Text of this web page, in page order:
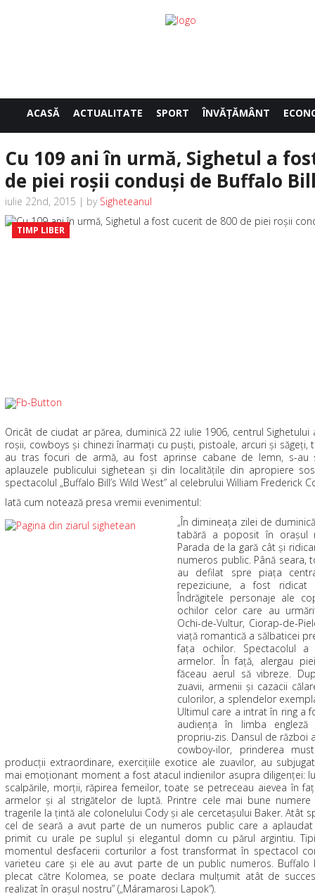
ACASĂ ACTUALITATE SPORT ÎNVĂŢĂMÂNT
Cu 109 ani în urmă, Sighetul a
de piei roşii conduşi de Buffalo
iulie 22nd, 2015 | by Sigheteanul
TIMP LIBER
Oricât de ciudat ar părea, duminică 22 iulie 1906, centrul
roşii, cowboys şi chinezi înarmaţi cu puşti, pistoale, arcuri şi săgeţi,
au tras focuri de armă, au fost aprinse cabane de lemn, s-
aplauzele publicului sighetean şi din localităţile din apropiere
spectacolul „Buffalo Bill’s Wild West” al celebrului William Frederick
Iată cum notează presa vremii evenimentul:
„În dimineaţa zilei de
tabără a poposit în oraşul
Parada de la gară cât şi
numeros public. Până
au defilat spre piaţa
repeziciune, a fost
Îndrăgitele personaje ale
ochilor celor care au
Ochi-de-Vultur, Ciorap-de-
viaţă romantică a sălbaticei
faţa ochilor. Spectacolul
armelor. În faţă, alergau
făceau aerul să vibreze.
zuavii, armenii şi cazacii
culorilor, a splendelor
Ultimul care a intrat în ring a
audienţa în limba
propriu-zis. Dansul de război
cowboy-ilor, prinderea
producţii extraordinare, exerciţiile exotice ale zuavilor, au
mai emoţionant moment a fost atacul indienilor asupra diligenţei:
scalpările, morţii, răpirea femeilor, toate se petreceau aievea în
armelor şi al strigătelor de luptă. Printre cele mai bune
tragerile la ţintă ale colonelului Cody şi ale cercetaşului Baker. Atât
cel de seară a avut parte de un numeros public care a
primit cu urale pe suplul şi elegantul domn cu părul argintiu.
momentul desfacerii corturilor a fost transformat în spectacol
varieteu care şi ele au avut parte de un public numeros.
plecat către Kolomea, se poate declara mulţumit atât de
realizat în oraşul nostru” („Máramarosi Lapok”).